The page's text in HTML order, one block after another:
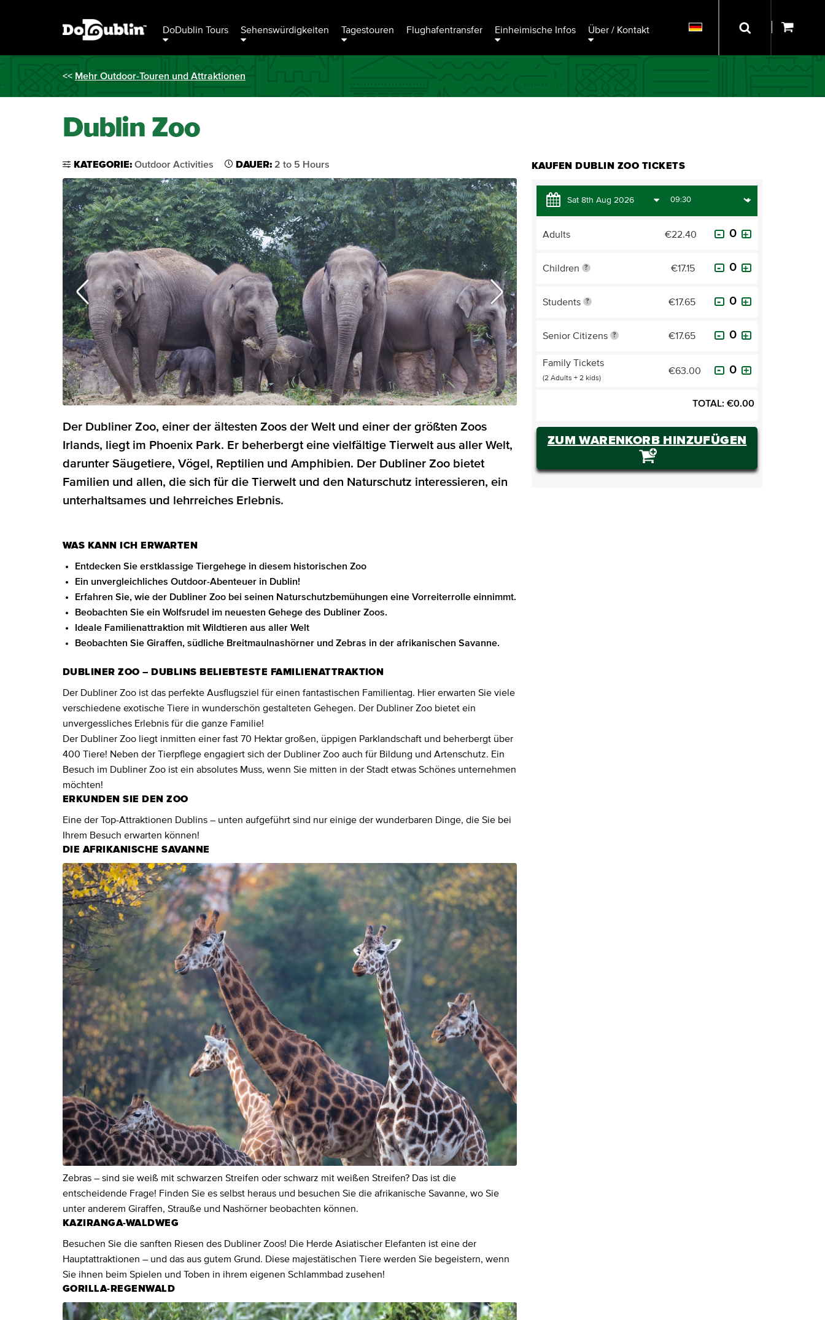
DoDublin Tours Sehenswürdigkeiten Tagestouren Flughafentransfer Einheimische Infos Über / Kontakt
<< Mehr Outdoor-Touren und Attraktionen
Dublin Zoo
KATEGORIE: Outdoor Activities DAUER: 2 to 5 Hours
Der Dubliner Zoo, einer der ältesten Zoos der Welt und einer der größten Zoos
Irlands, liegt im Phoenix Park. Er beherbergt eine vielfältige Tierwelt aus aller Welt,
darunter Säugetiere, Vögel, Reptilien und Amphibien. Der Dubliner Zoo bietet
Familien und allen, die sich für die Tierwelt und den Naturschutz interessieren, ein
unterhaltsames und lehrreiches Erlebnis.
WAS KANN ICH ERWARTEN
Entdecken Sie erstklassige Tiergehege in diesem historischen Zoo
Ein unvergleichliches Outdoor-Abenteuer in Dublin!
Erfahren Sie, wie der Dubliner Zoo bei seinen Naturschutzbemühungen eine Vorreiterrolle einnimmt.
Beobachten Sie ein Wolfsrudel im neuesten Gehege des Dubliner Zoos.
Ideale Familienattraktion mit Wildtieren aus aller Welt
Beobachten Sie Giraffen, südliche Breitmaulnashörner und Zebras in der afrikanischen Savanne.
DUBLINER ZOO – DUBLINS BELIEBTESTE FAMILIENATTRAKTION
Der Dubliner Zoo ist das perfekte Ausflugsziel für einen fantastischen Familientag. Hier erwarten Sie viele
verschiedene exotische Tiere in wunderschön gestalteten Gehegen. Der Dubliner Zoo bietet ein
unvergessliches Erlebnis für die ganze Familie!
Der Dubliner Zoo liegt inmitten einer fast 70 Hektar großen, üppigen Parklandschaft und beherbergt über
400 Tiere! Neben der Tierpflege engagiert sich der Dubliner Zoo auch für Bildung und Artenschutz. Ein
Besuch im Dubliner Zoo ist ein absolutes Muss, wenn Sie mitten in der Stadt etwas Schönes unternehmen
möchten!
ERKUNDEN SIE DEN ZOO
Eine der Top-Attraktionen Dublins – unten aufgeführt sind nur einige der wunderbaren Dinge, die Sie bei
Ihrem Besuch erwarten können!
DIE AFRIKANISCHE SAVANNE
Zebras – sind sie weiß mit schwarzen Streifen oder schwarz mit weißen Streifen? Das ist die
entscheidende Frage! Finden Sie es selbst heraus und besuchen Sie die afrikanische Savanne, wo Sie
unter anderem Giraffen, Strauße und Nashörner beobachten können.
KAZIRANGA-WALDWEG
Besuchen Sie die sanften Riesen des Dubliner Zoos! Die Herde Asiatischer Elefanten ist eine der
Hauptattraktionen – und das aus gutem Grund. Diese majestätischen Tiere werden Sie begeistern, wenn
Sie ihnen beim Spielen und Toben in ihrem eigenen Schlammbad zusehen!
GORILLA-REGENWALD
KAUFEN DUBLIN ZOO TICKETS
Adults €22.40
Children ? €17.15
Students ? €17.65
Senior Citizens ? €17.65
Family Tickets
(2 Adults + 2 kids)
€63.00
TOTAL: €0.00
ZUM WARENKORB HINZUFÜGEN